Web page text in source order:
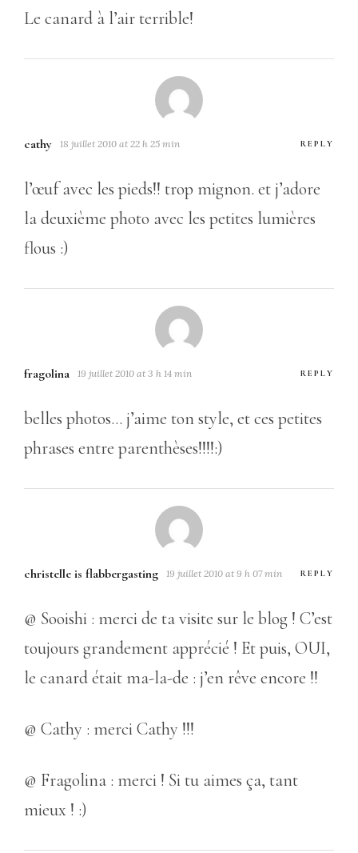
Le canard à l’air terrible!
cathy 18 juillet 2010 at 22 h 25 min REPLY
l’œuf avec les pieds!! trop mignon. et j’adore
la deuxième photo avec les petites lumières
flous :)
fragolina 19 juillet 2010 at 3 h 14 min REPLY
belles photos… j’aime ton style, et ces petites
phrases entre parenthèses!!!!:)
christelle is flabbergasting 19 juillet 2010 at 9 h 07 min REPLY
@ Sooishi : merci de ta visite sur le blog ! C’est
toujours grandement apprécié ! Et puis, OUI,
le canard était ma-la-de : j’en rêve encore !!
@ Cathy : merci Cathy !!!
@ Fragolina : merci ! Si tu aimes ça, tant
mieux ! :)